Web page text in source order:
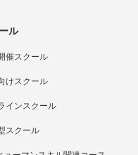
ル
催スクール
けスクール
インスクール
スクール